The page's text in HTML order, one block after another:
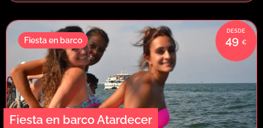
Fiesta en barco Atardecer
49
Fiesta en barco